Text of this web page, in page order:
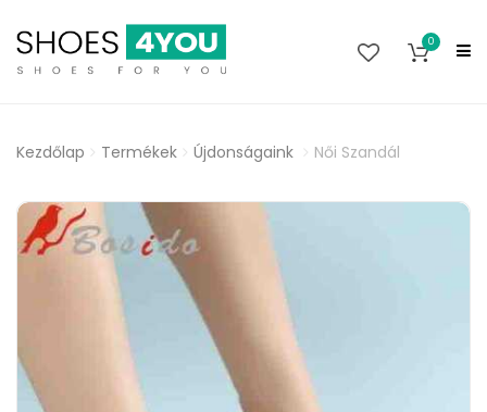
0
Kezdőlap Termékek Újdonságaink Női Szandál